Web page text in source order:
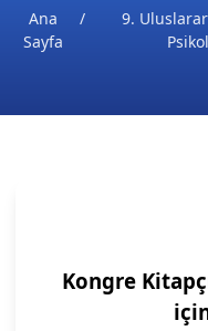
Ana
Sayfa
/
9.
Kongre